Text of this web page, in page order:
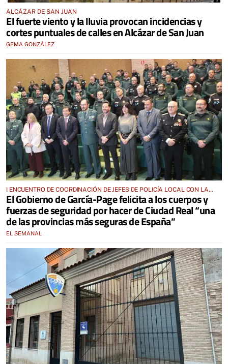
ALCÁZAR DE SAN JUAN
El fuerte viento y la lluvia provocan incidencias y
cortes puntuales de calles en Alcázar de San Juan
GEMA GONZÁLEZ
I ENCUENTRO DE COORDINACIÓN DE JEFES DE POLICÍA LOCAL CON LA
GUARDIA CIVIL DE CIUDAD REAL
El Gobierno de García-Page felicita a los cuerpos y
fuerzas de seguridad por hacer de Ciudad Real “una
de las provincias más seguras de España”
EL SEMANAL